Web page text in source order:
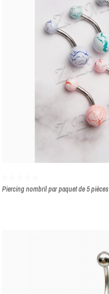
Piercing nombril par paquet de 5 pièces